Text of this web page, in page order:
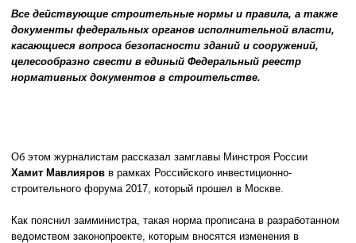
Все действующие строительные нормы и правила, а также
документы федеральных органов исполнительной власти,
касающиеся вопроса безопасности зданий и сооружений,
целесообразно свести в единый Федеральный реестр
нормативных документов в строительстве.
Об этом журналистам рассказал замглавы Минстроя России
Хамит Мавлияров в рамках Российского инвестиционно-
строительного форума 2017, который прошел в Москве.
Как пояснил замминистра, такая норма прописана в разработанном
ведомством законопроекте, которым вносятся изменения в